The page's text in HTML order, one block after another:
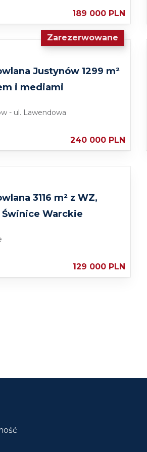
leśno-polną, z dala od miejskiego
zagospodarowania
własnym domu w spokojnej
być dobrym wyborem.
i poznać jej pełny potencjał
189 000 PLN
Zarezerwowane
Justynów 1299 m²
i mediami
- ul. Lawendowa
240 000 PLN
3116 m² z WZ,
Świnice Warckie
129 000 PLN